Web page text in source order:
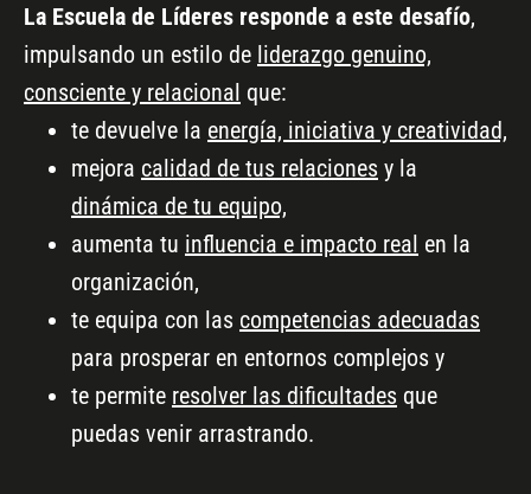
La Escuela de Líderes responde a este desafío,
impulsando un estilo de liderazgo genuino,
consciente y relacional que:
te devuelve la energía, iniciativa y creatividad,
mejora calidad de tus relaciones y la
dinámica de tu equipo,
aumenta tu influencia e impacto real en la
organización,
te equipa con las competencias adecuadas
para prosperar en entornos complejos y
te permite resolver las dificultades que
puedas venir arrastrando.